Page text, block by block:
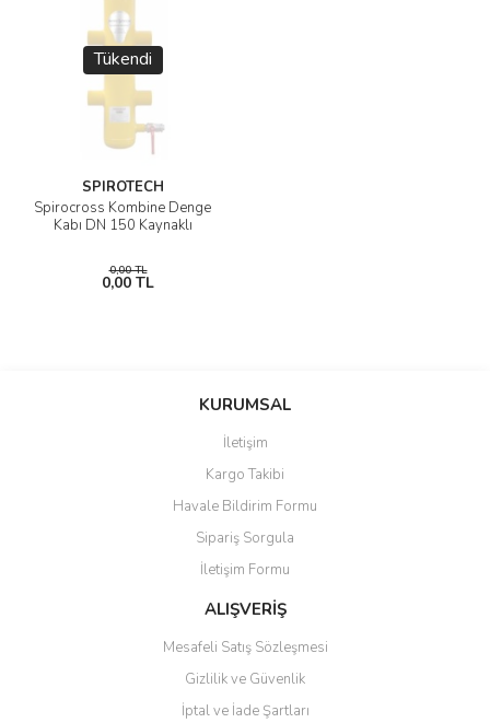
Tükendi
SPIROTECH
Spirocross Kombine Denge
Kabı DN 150 Kaynaklı
0,00 TL
0,00 TL
KURUMSAL
İletişim
Kargo Takibi
Havale Bildirim Formu
Sipariş Sorgula
İletişim Formu
ALIŞVERİŞ
Mesafeli Satış Sözleşmesi
Gizlilik ve Güvenlik
İptal ve İade Şartları